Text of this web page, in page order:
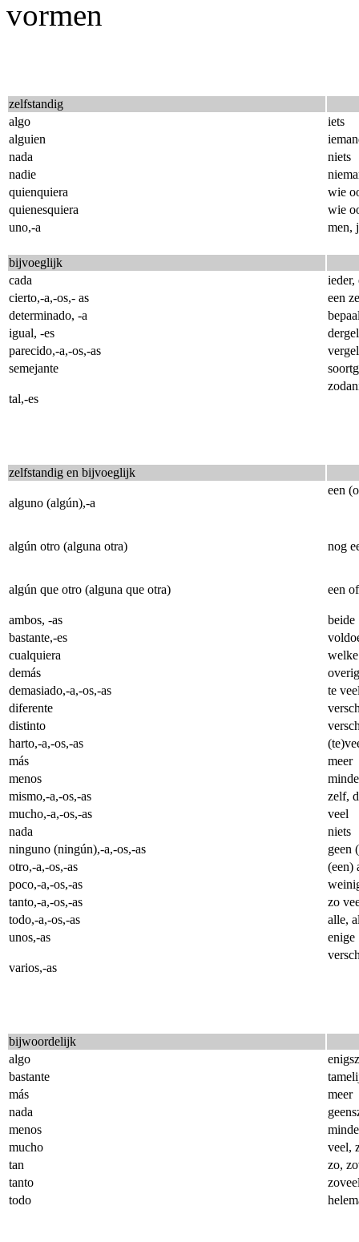
vormen
zelfstandig
algo
iets
alguien
nada
niets
nadie
quienquiera
wie
quienesquiera
wie
uno,-a
men,
bijvoeglijk
cada
ieder,
cierto,-a,-os,- as
een
determinado, -a
igual, -es
parecido,-a,-os,-as
semejante
tal,-es
zelfstandig en bijvoeglijk
alguno (algún),-a
een
algún otro (alguna otra) nog
algún que otro (alguna que otra) een
ambos, -as
beide
bastante,-es
cualquiera
demás
overig
demasiado,-a,-os,-as
te
diferente
distinto
harto,-a,-os,-as
más
meer
menos
mismo,-a,-os,-as
zelf,
mucho,-a,-os,-as
veel
nada
niets
ninguno (ningún),-a,-os,-as
geen
otro,-a,-os,-as
(een)
poco,-a,-os,-as
tanto,-a,-os,-as
zo
todo,-a,-os,-as
alle,
unos,-as
enige
varios,-as
bijwoordelijk
algo
bastante
más
meer
nada
menos
mucho
veel,
tan
zo,
tanto
todo